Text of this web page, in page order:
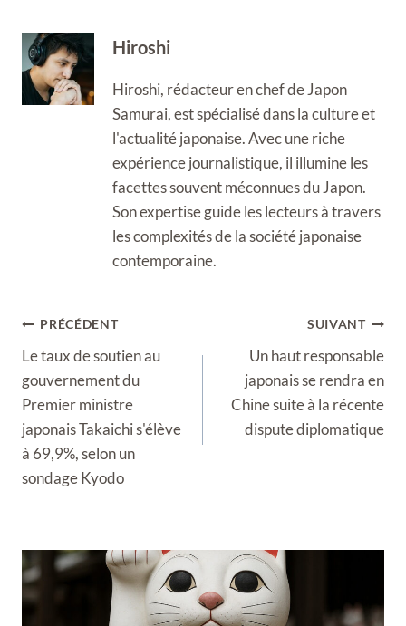
Hiroshi
Hiroshi, rédacteur en chef de Japon
Samurai, est spécialisé dans la culture et
l'actualité japonaise. Avec une riche
expérience journalistique, il illumine les
facettes souvent méconnues du Japon.
Son expertise guide les lecteurs à travers
les complexités de la société japonaise
contemporaine.
Navigation
de
PRÉCÉDENT
Le taux de soutien au
gouvernement du
Premier ministre
japonais Takaichi s'élève
à 69,9%, selon un
sondage Kyodo
SUIVANT
Un haut responsable
japonais se rendra en
Chine suite à la récente
dispute diplomatique